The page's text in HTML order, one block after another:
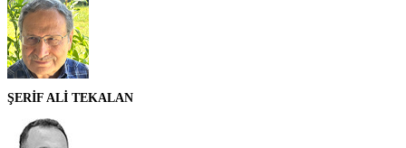
ŞERİF ALİ TEKALAN